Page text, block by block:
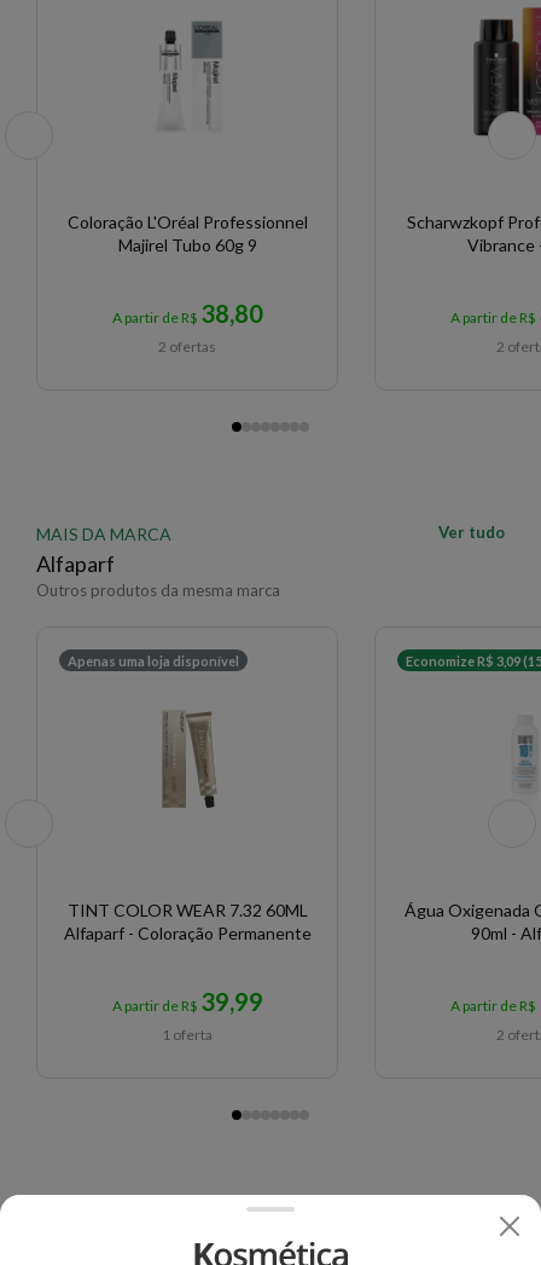
Coloração L'Oréal Professionnel
Majirel Tubo 60g 9
A partir de R$ 38,80
2 ofertas
Scharwzkopf Professional Igora
Vibrance
A partir de R$
2
MAIS DA MARCA
Alfaparf
Outros produtos da mesma marca
Ver tudo
Apenas uma loja disponível
TINT COLOR WEAR 7.32 60ML
Alfaparf - Coloração Permanente
A partir de R$ 39,99
1 oferta
Economize R$ 3,09
Água Oxigenada
90ml -
A partir de R$
2